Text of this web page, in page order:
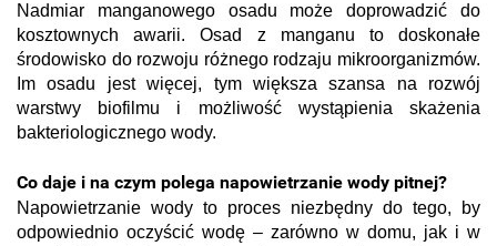
Nadmiar manganowego osadu może doprowadzić do
kosztownych awarii. Osad z manganu to doskonałe
środowisko do rozwoju różnego rodzaju mikroorganizmów.
Im osadu jest więcej, tym większa szansa na rozwój
warstwy biofilmu i możliwość wystąpienia skażenia
bakteriologicznego wody.
Co daje i na czym polega napowietrzanie wody pitnej?
Napowietrzanie wody to proces niezbędny do tego, by
odpowiednio oczyścić wodę – zarówno w domu, jak i w